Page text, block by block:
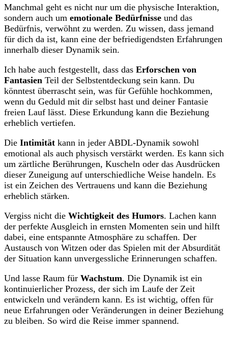
Manchmal geht es nicht nur um die physische Interaktion,
sondern auch um emotionale Bedürfnisse und das
Bedürfnis, verwöhnt zu werden. Zu wissen, dass jemand
für dich da ist, kann eine der befriedigendsten Erfahrungen
innerhalb dieser Dynamik sein.
Ich habe auch festgestellt, dass das Erforschen von
Fantasien Teil der Selbstentdeckung sein kann. Du
könntest überrascht sein, was für Gefühle hochkommen,
wenn du Geduld mit dir selbst hast und deiner Fantasie
freien Lauf lässt. Diese Erkundung kann die Beziehung
erheblich vertiefen.
Die Intimität kann in jeder ABDL-Dynamik sowohl
emotional als auch physisch verstärkt werden. Es kann sich
um zärtliche Berührungen, Kuscheln oder das Ausdrücken
dieser Zuneigung auf unterschiedliche Weise handeln. Es
ist ein Zeichen des Vertrauens und kann die Beziehung
erheblich stärken.
Vergiss nicht die Wichtigkeit des Humors. Lachen kann
der perfekte Ausgleich in ernsten Momenten sein und hilft
dabei, eine entspannte Atmosphäre zu schaffen. Der
Austausch von Witzen oder das Spielen mit der Absurdität
der Situation kann unvergessliche Erinnerungen schaffen.
Und lasse Raum für Wachstum. Die Dynamik ist ein
kontinuierlicher Prozess, der sich im Laufe der Zeit
entwickeln und verändern kann. Es ist wichtig, offen für
neue Erfahrungen oder Veränderungen in deiner Beziehung
zu bleiben. So wird die Reise immer spannend.